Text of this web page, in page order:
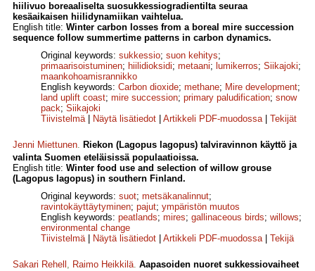
hiilivuo boreaaliselta suosukkessiogradientilta seuraa
kesäaikaisen hiilidynamiikan vaihtelua.
English title: Winter carbon losses from a boreal mire succession
sequence follow summertime patterns in carbon dynamics.
Original keywords: sukkessio; suon kehitys;
primaarisoistuminen; hiilidioksidi; metaani; lumikerros; Siikajoki;
maankohoamisrannikko
English keywords: Carbon dioxide; methane; Mire development;
land uplift coast; mire succession; primary paludification; snow
pack; Siikajoki
Tiivistelmä| Näytä lisätiedot Artikkeli PDF-muodossa| Tekijät
Jenni Miettunen. Riekon (Lagopus lagopus) talviravinnon käyttö ja
valinta Suomen eteläisissä populaatioissa.
English title: Winter food use and selection of willow grouse
(Lagopus lagopus) in southern Finland.
Original keywords: suot; metsäkanalinnut;
ravintokäyttäytyminen; pajut; ympäristön muutos
English keywords: peatlands; mires; gallinaceous birds; willows;
environmental change
Tiivistelmä| Näytä lisätiedot Artikkeli PDF-muodossa| Tekijä
Sakari Rehell , Raimo Heikkilä. Aapasoiden nuoret sukkessiovaiheet